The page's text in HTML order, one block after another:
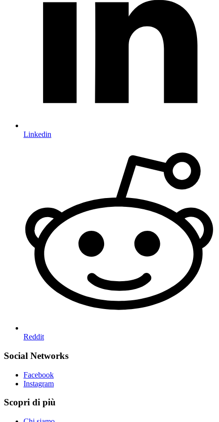
Linkedin
Reddit
Social Networks
Facebook
Instagram
Scopri di più